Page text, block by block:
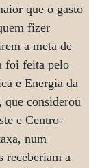
que o gasto
fizer
a meta de
foi feita pelo
e Energia da
que considerou
e Centro-
num
receberiam a